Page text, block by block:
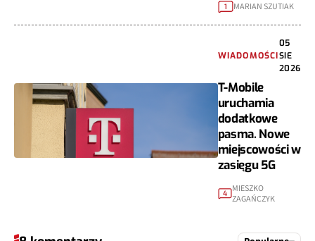
1 MARIAN SZUTIAK
WIADOMOŚCI
05
SIE
2026
T-Mobile
uruchamia
dodatkowe
pasma. Nowe
miejscowości w
zasięgu 5G
4 MIESZKO
ZAGAŃCZYK